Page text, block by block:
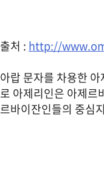
출처 : http://
아랍 문자를 차용한
로 아제리인은 아제르
르바이잔인들의 중심